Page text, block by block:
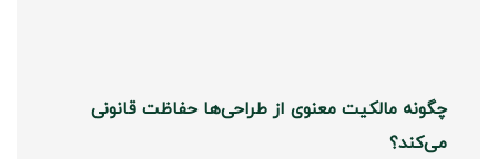
چگونه مالکیت معنوی از طراحی‌ها حفاظت قانونی
می‌کند؟